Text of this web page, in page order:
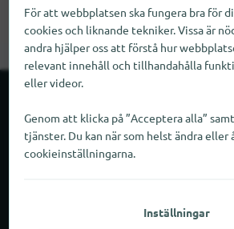
Fakta och siffror
För att webbplatsen ska fungera bra för
cookies och liknande tekniker. Vissa är
andra hjälper oss att förstå hur
relevant innehåll och tillhandahålla
eller videor.
Genom att klicka på ”Acceptera alla”
tjänster. Du kan när som helst ändra
cookieinställningarna.
Inställningar